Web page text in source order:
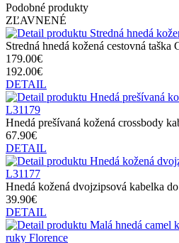
Podobné produkty
ZĽAVNENÉ
Stredná hnedá kožená cestovná taška
179.00€
192.00€
DETAIL
Hnedá prešívaná kožená crossbody
67.90€
DETAIL
Hnedá kožená dvojzipsová kabelka
39.90€
DETAIL